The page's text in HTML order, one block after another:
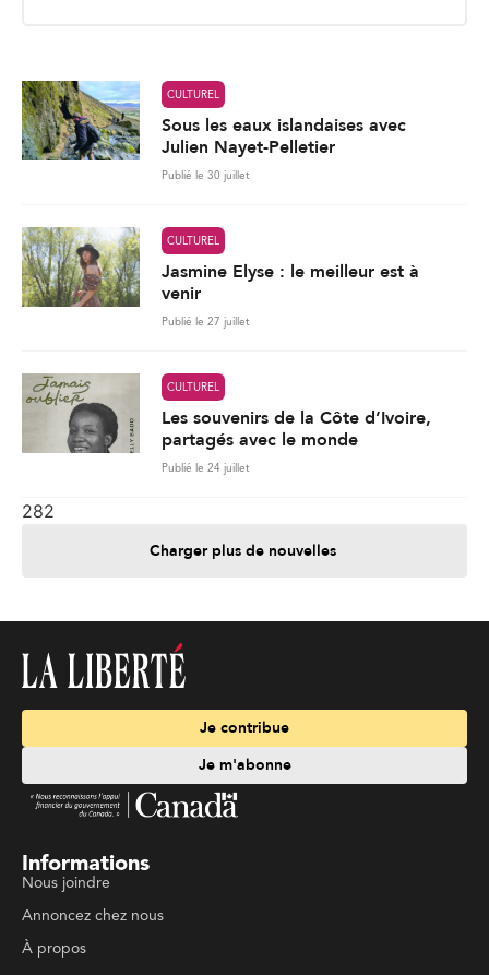
CULTUREL
Sous les eaux islandaises avec
Julien Nayet-Pelletier
Publié le 30 juillet
CULTUREL
Jasmine Elyse : le meilleur est à
venir
Publié le 27 juillet
CULTUREL
Les souvenirs de la Côte d’Ivoire,
partagés avec le monde
Publié le 24 juillet
282
Charger plus de nouvelles
Je contribue
Je m'abonne
Informations
Nous joindre
Annoncez chez nous
À propos